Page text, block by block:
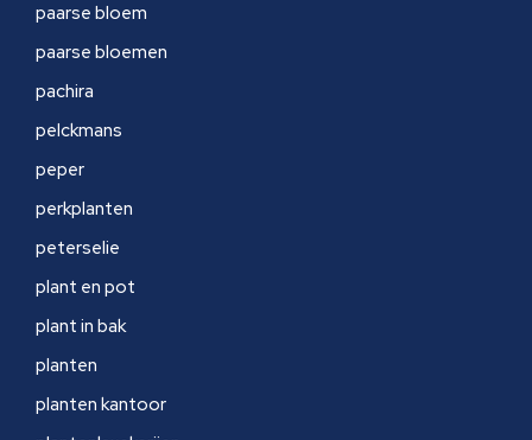
paarse bloem
paarse bloemen
pachira
pelckmans
peper
perkplanten
peterselie
plant en pot
plant in bak
planten
planten kantoor